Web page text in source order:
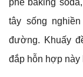
tây sống
đường. Khuấy
đắp hỗn hợp này